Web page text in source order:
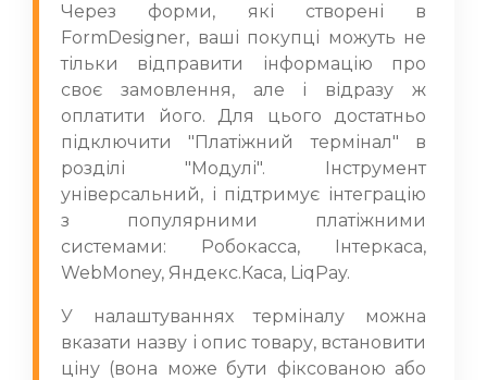
Через форми, які створені в
FormDesigner, ваші покупці можуть не
тільки відправити інформацію про
своє замовлення, але і відразу ж
оплатити його. Для цього достатньо
підключити "Платіжний термінал" в
розділі "Модулі". Інструмент
універсальний, і підтримує інтеграцію
з популярними платіжними
системами: Робокасса, Інтеркаса,
WebMoney, Яндекс.Каса, LiqPay.
У налаштуваннях терміналу можна
вказати назву і опис товару, встановити
ціну (вона може бути фіксованою або